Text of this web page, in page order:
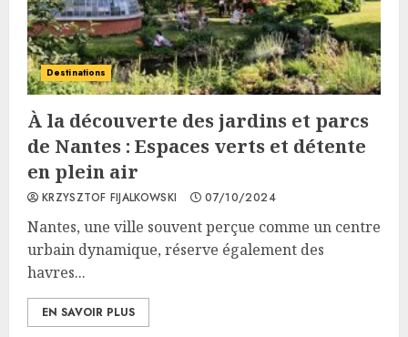
Destinations
À la découverte des jardins et parcs
de Nantes : Espaces verts et détente
en plein air
KRZYSZTOF FIJALKOWSKI 07/10/2024
Nantes, une ville souvent perçue comme un centre
urbain dynamique, réserve également des
havres...
EN SAVOIR PLUS